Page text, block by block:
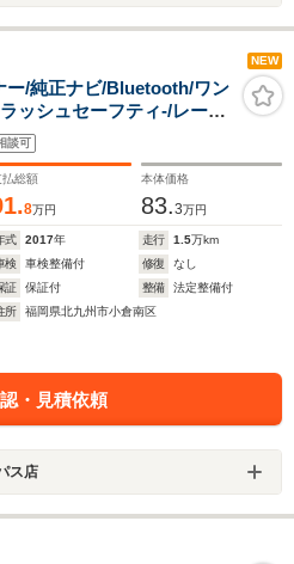
NEW
/純正ナビ/Bluetooth/ワン
ッシュセーフティ-/レーン
マチックハイビーム/先行
ドラレコ
談可
払総額
8万円
本体価格
83.3万円
式 2017年 走行 1.5万km
検
車検整備付 修復
なし
証
保証付 整備
法定整備付
所
福岡県北九州市小倉南区
・見積依頼
ス店